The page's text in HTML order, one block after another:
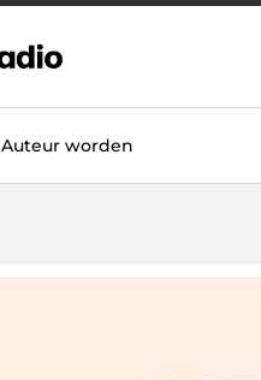
Auteur worden